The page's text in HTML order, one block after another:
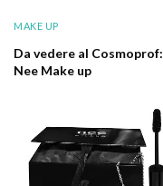
MAKE UP
Da vedere al Cosmoprof:
Nee Make up